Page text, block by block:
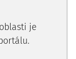
na to sa na
aj keď ju s BD
je